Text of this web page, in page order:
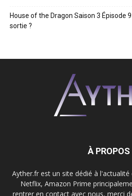
House of the Dragon Saison 3 Épisode
sortie ?
À PROPOS
Ayther.fr est un site dédié à
Netflix, Amazon Prime
rentrer en contact avec nous, merci